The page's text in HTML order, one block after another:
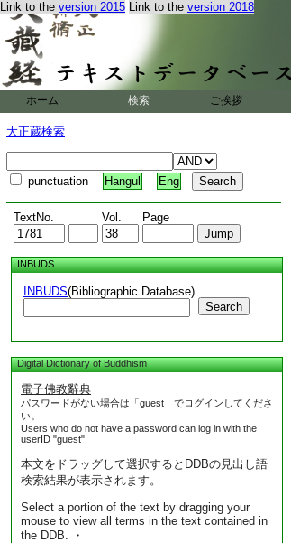
Link to the version 2015 Link to the version 2018
ホーム 検索 ご挨拶
大正蔵検索
punctuation Hangul Eng
TextNo. Vol. Page
INBUDS
INBUDS(Bibliographic Database)
Search
Digital Dictionary of Buddhism
電子佛教辭典
パスワードがない場合は「guest」でログインしてくださ
い。
Users who do not have a password can log in with the
userID "guest".
本文をドラッグして選択するとDDBの見出し語
検索結果が表示されます。
Select a portion of the text by dragging your
mouse to view all terms in the text contained in
the DDB. ・